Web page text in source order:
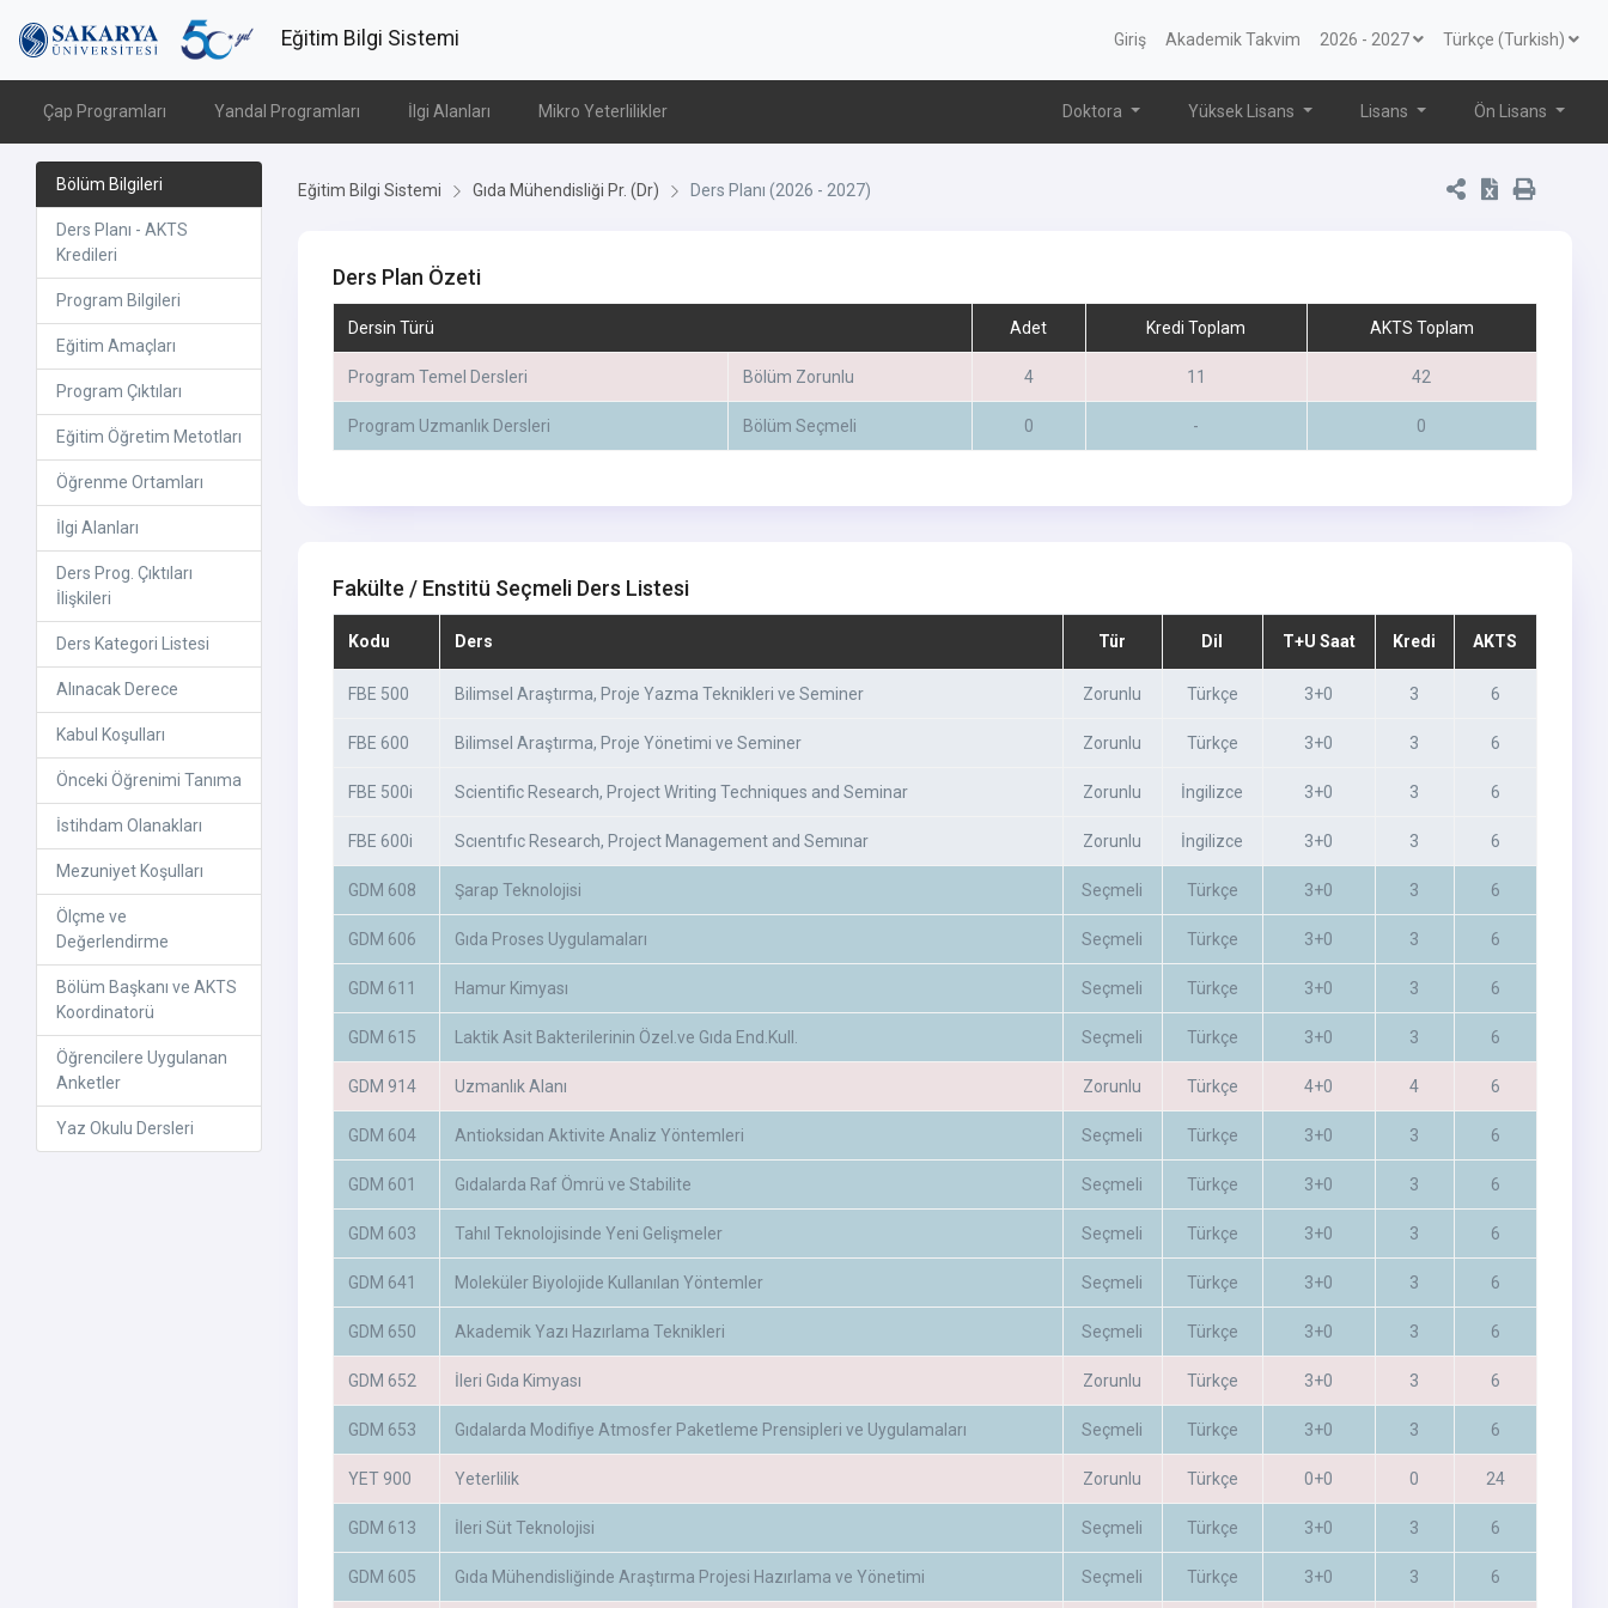
Eğitim Bilgi Sistemi Giriş Akademik Takvim 2026 - 2027 Türkçe (Turkish)
Çap Programları Yandal Programları İlgi Alanları Mikro Yeterlilikler Doktora Yüksek Lisans Lisans Ön Lisans
Bölüm Bilgileri
Ders Planı - AKTS
Kredileri
Program Bilgileri
Eğitim Amaçları
Program Çıktıları
Eğitim Öğretim Metotları
Öğrenme Ortamları
İlgi Alanları
Ders Prog. Çıktıları
İlişkileri
Ders Kategori Listesi
Alınacak Derece
Kabul Koşulları
Önceki Öğrenimi Tanıma
İstihdam Olanakları
Mezuniyet Koşulları
Ölçme ve
Değerlendirme
Bölüm Başkanı ve AKTS
Koordinatorü
Öğrencilere Uygulanan
Anketler
Yaz Okulu Dersleri
Eğitim Bilgi Sistemi Gıda Mühendisliği Pr. (Dr) Ders Planı (2026 - 2027)
Ders Plan Özeti
Dersin Türü Adet Kredi Toplam AKTS Toplam
Program Temel Dersleri Bölüm Zorunlu 4 11 42
Program Uzmanlık Dersleri Bölüm Seçmeli 0 - 0
Fakülte / Enstitü Seçmeli Ders Listesi
Kodu Ders Tür Dil T+U Saat Kredi AKTS
FBE 500 Bilimsel Araştırma, Proje Yazma Teknikleri ve Seminer Zorunlu Türkçe 3+0 3 6
FBE 600 Bilimsel Araştırma, Proje Yönetimi ve Seminer Zorunlu Türkçe 3+0 3 6
FBE 500i Scientific Research, Project Writing Techniques and Seminar Zorunlu İngilizce 3+0 3 6
FBE 600i Scıentıfıc Research, Project Management and Semınar Zorunlu İngilizce 3+0 3 6
GDM 608 Şarap Teknolojisi Seçmeli Türkçe 3+0 3 6
GDM 606 Gıda Proses Uygulamaları Seçmeli Türkçe 3+0 3 6
GDM 611 Hamur Kimyası Seçmeli Türkçe 3+0 3 6
GDM 615 Laktik Asit Bakterilerinin Özel.ve Gıda End.Kull. Seçmeli Türkçe 3+0 3 6
GDM 914 Uzmanlık Alanı Zorunlu Türkçe 4+0 4 6
GDM 604 Antioksidan Aktivite Analiz Yöntemleri Seçmeli Türkçe 3+0 3 6
GDM 601 Gıdalarda Raf Ömrü ve Stabilite Seçmeli Türkçe 3+0 3 6
GDM 603 Tahıl Teknolojisinde Yeni Gelişmeler Seçmeli Türkçe 3+0 3 6
GDM 641 Moleküler Biyolojide Kullanılan Yöntemler Seçmeli Türkçe 3+0 3 6
GDM 650 Akademik Yazı Hazırlama Teknikleri Seçmeli Türkçe 3+0 3 6
GDM 652 İleri Gıda Kimyası Zorunlu Türkçe 3+0 3 6
GDM 653 Gıdalarda Modifiye Atmosfer Paketleme Prensipleri ve Uygulamaları Seçmeli Türkçe 3+0 3 6
YET 900 Yeterlilik Zorunlu Türkçe 0+0 0 24
GDM 613 İleri Süt Teknolojisi Seçmeli Türkçe 3+0 3 6
GDM 605 Gıda Mühendisliğinde Araştırma Projesi Hazırlama ve Yönetimi Seçmeli Türkçe 3+0 3 6